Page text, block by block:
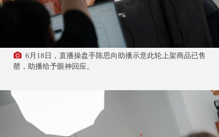
6月18日，直播操盘手陈思向助播示意此轮上架商品已售
罄，助播给予眼神回应。